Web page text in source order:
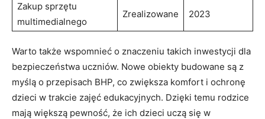
Zakup sprzętu
multimedialnego
Zrealizowane 2023
Warto także wspomnieć o znaczeniu takich inwestycji dla
bezpieczeństwa uczniów. Nowe obiekty budowane są z
myślą o przepisach BHP, co zwiększa komfort i ochronę
dzieci w trakcie zajęć edukacyjnych. Dzięki temu rodzice
mają większą pewność, że ich dzieci uczą się w